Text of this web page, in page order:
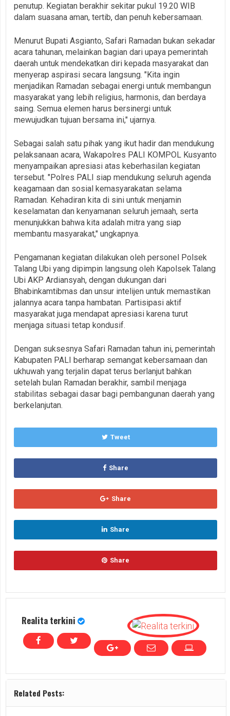
penutup. Kegiatan berakhir sekitar pukul 19.20 WIB
dalam suasana aman, tertib, dan penuh kebersamaan.
Menurut Bupati Asgianto, Safari Ramadan bukan sekadar
acara tahunan, melainkan bagian dari upaya pemerintah
daerah untuk mendekatkan diri kepada masyarakat dan
menyerap aspirasi secara langsung. "Kita ingin
menjadikan Ramadan sebagai energi untuk membangun
masyarakat yang lebih religius, harmonis, dan berdaya
saing. Semua elemen harus bersinergi untuk
mewujudkan tujuan bersama ini," ujarnya.
Sebagai salah satu pihak yang ikut hadir dan mendukung
pelaksanaan acara, Wakapolres PALI KOMPOL Kusyanto
menyampaikan apresiasi atas keberhasilan kegiatan
tersebut. "Polres PALI siap mendukung seluruh agenda
keagamaan dan sosial kemasyarakatan selama
Ramadan. Kehadiran kita di sini untuk menjamin
keselamatan dan kenyamanan seluruh jemaah, serta
menunjukkan bahwa kita adalah mitra yang siap
membantu masyarakat," ungkapnya.
Pengamanan kegiatan dilakukan oleh personel Polsek
Talang Ubi yang dipimpin langsung oleh Kapolsek Talang
Ubi AKP Ardiansyah, dengan dukungan dari
Bhabinkamtibmas dan unsur intelijen untuk memastikan
jalannya acara tanpa hambatan. Partisipasi aktif
masyarakat juga mendapat apresiasi karena turut
menjaga situasi tetap kondusif.
Dengan suksesnya Safari Ramadan tahun ini, pemerintah
Kabupaten PALI berharap semangat kebersamaan dan
ukhuwah yang terjalin dapat terus berlanjut bahkan
setelah bulan Ramadan berakhir, sambil menjaga
stabilitas sebagai dasar bagi pembangunan daerah yang
berkelanjutan.
Tweet
Share
Share
Share
Share
Realita terkini
Related Posts: